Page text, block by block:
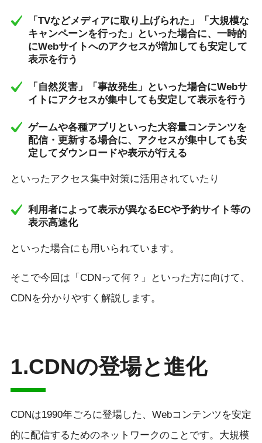
「TVなどメディアに取り上げられた」「大規模な
キャンペーンを行った」といった場合に、一時的
にWebサイトへのアクセスが増加しても安定して
表示を行う
「自然災害」「事故発生」といった場合にWebサ
イトにアクセスが集中しても安定して表示を行う
ゲームや各種アプリといった大容量コンテンツを
配信・更新する場合に、アクセスが集中しても安
定してダウンロードや表示が行える
といったアクセス集中対策に活用されていたり
利用者によって表示が異なるECや予約サイト等の
表示高速化
といった場合にも用いられています。
そこで今回は「CDNって何？」といった方に向けて、
CDNを分かりやすく解説します。
1.CDNの登場と進化
CDNは1990年ごろに登場した、Webコンテンツを安定
的に配信するためのネットワークのことです。大規模